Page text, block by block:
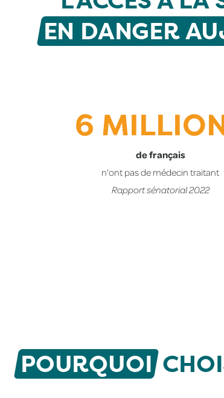
EN DANGER
6
de français
n'ont pas de médecin traitant
Rapport sénatorial 2022
POURQUOI